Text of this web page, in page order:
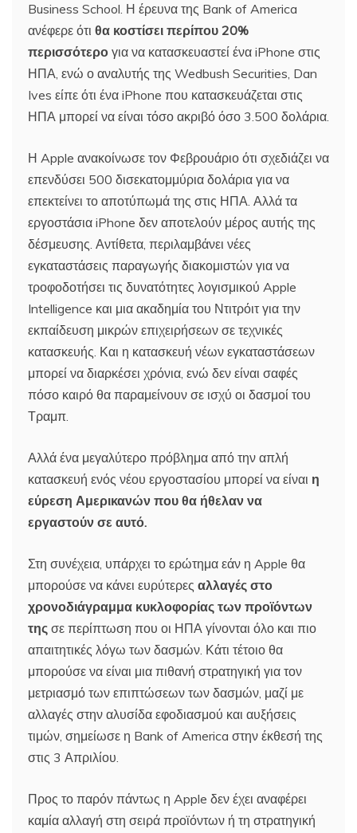
Business School. Η έρευνα της Bank of America
ανέφερε ότι θα κοστίσει περίπου 20%
περισσότερο για να κατασκευαστεί ένα iPhone στις
ΗΠΑ, ενώ ο αναλυτής της Wedbush Securities, Dan
Ives είπε ότι ένα iPhone που κατασκευάζεται στις
ΗΠΑ μπορεί να είναι τόσο ακριβό όσο 3.500 δολάρια.
Η Apple ανακοίνωσε τον Φεβρουάριο ότι σχεδιάζει να
επενδύσει 500 δισεκατομμύρια δολάρια για να
επεκτείνει το αποτύπωμά της στις ΗΠΑ. Αλλά τα
εργοστάσια iPhone δεν αποτελούν μέρος αυτής της
δέσμευσης. Αντίθετα, περιλαμβάνει νέες
εγκαταστάσεις παραγωγής διακομιστών για να
τροφοδοτήσει τις δυνατότητες λογισμικού Apple
Intelligence και μια ακαδημία του Ντιτρόιτ για την
εκπαίδευση μικρών επιχειρήσεων σε τεχνικές
κατασκευής. Και η κατασκευή νέων εγκαταστάσεων
μπορεί να διαρκέσει χρόνια, ενώ δεν είναι σαφές
πόσο καιρό θα παραμείνουν σε ισχύ οι δασμοί του
Τραμπ.
Αλλά ένα μεγαλύτερο πρόβλημα από την απλή
κατασκευή ενός νέου εργοστασίου μπορεί να είναι η
εύρεση Αμερικανών που θα ήθελαν να
εργαστούν σε αυτό.
Στη συνέχεια, υπάρχει το ερώτημα εάν η Apple θα
μπορούσε να κάνει ευρύτερες αλλαγές στο
χρονοδιάγραμμα κυκλοφορίας των προϊόντων
της σε περίπτωση που οι ΗΠΑ γίνονται όλο και πιο
απαιτητικές λόγω των δασμών. Κάτι τέτοιο θα
μπορούσε να είναι μια πιθανή στρατηγική για τον
μετριασμό των επιπτώσεων των δασμών, μαζί με
αλλαγές στην αλυσίδα εφοδιασμού και αυξήσεις
τιμών, σημείωσε η Bank of America στην έκθεσή της
στις 3 Απριλίου.
Προς το παρόν πάντως η Apple δεν έχει αναφέρει
καμία αλλαγή στη σειρά προϊόντων ή τη στρατηγική